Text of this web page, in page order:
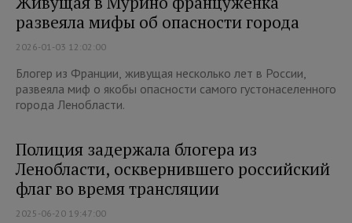
развеяла мифы об опасности города
2026-01-03 12:02:00
Блогер из Франции, живущая несколько лет в России,
развеяла миф о якобы опасности самого густонаселенного
города Ленобласти.
Полиция задержала блогера из
Ленобласти, осквернившего российский
флаг во время трансляции
2025-06-20 19:47:00